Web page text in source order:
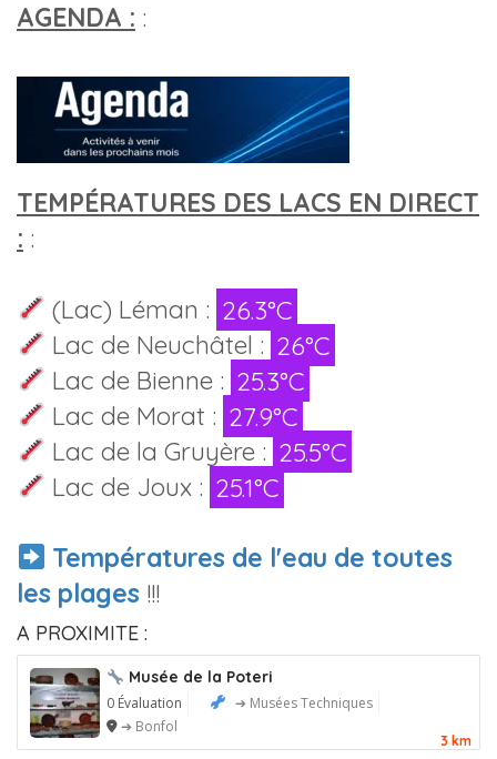
AGENDA : :
TEMPÉRATURES DES LACS EN DIRECT
: :
(Lac) Léman : 26.3°C
Lac de Neuchâtel : 26°C
Lac de Bienne : 25.3°C
Lac de Morat : 27.9°C
Lac de la Gruyère : 25.5°C
Lac de Joux : 25.1°C
Températures de l'eau de toutes
les plages !!!
A PROXIMITE :
Musée de la Poteri
0 Évaluation
➔ Musées Techniques
➔ Bonfol
3 km